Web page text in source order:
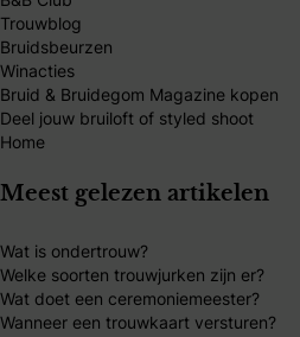
Trouwblog
Bruidsbeurzen
Winacties
Bruid & Bruidegom Magazine kopen
Deel jouw bruiloft of styled shoot
Home
Meest gelezen artikelen
Wat is ondertrouw?
Welke soorten trouwjurken zijn er?
Wat doet een ceremoniemeester?
Wanneer een trouwkaart versturen?